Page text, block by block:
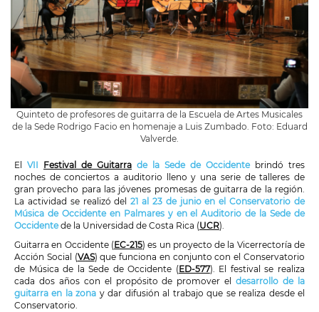
Quinteto de profesores de guitarra de la Escuela de Artes Musicales
de la Sede Rodrigo Facio en homenaje a Luis Zumbado. Foto: Eduard
Valverde.
El VII Festival de Guitarra de la Sede de Occidentebrindó tres
noches de conciertos a auditorio lleno y una serie de talleres de
gran provecho para las jóvenes promesas de guitarra de la región.
La actividad se realizó del21 al 23 de junio en el Conservatorio de
Música de Occidente en Palmares y en el Auditorio de la Sede de
Occidentede la Universidad de Costa Rica (UCR).
Guitarra en Occidente (EC-215) es un proyecto de la Vicerrectoría de
Acción Social (VAS) que funciona en conjunto con el Conservatorio
de Música de la Sede de Occidente (ED-577). El festival se realiza
cada dos años con el propósito de promover eldesarrollo de la
guitarra en la zona y dar difusión al trabajo que se realiza desde el
Conservatorio.